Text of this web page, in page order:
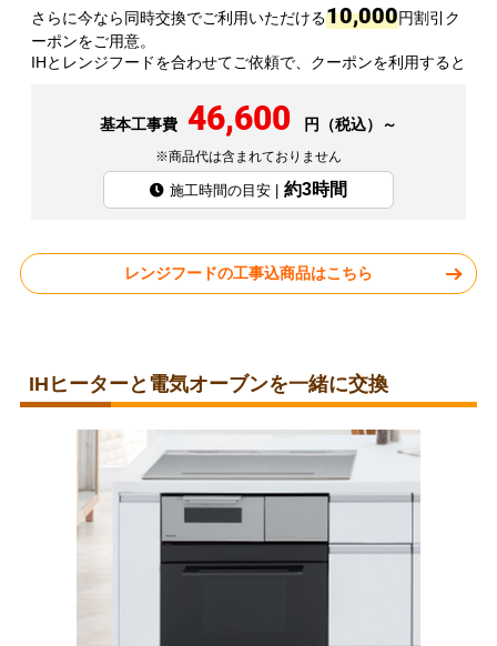
さらに今なら同時交換でご利用いただける10,000円割引ク
ーポンをご用意。
IHとレンジフードを合わせてご依頼で、クーポンを利用すると
基本工事費 46,600 円（税込）～
※商品代は含まれておりません
施工時間の目安 | 約3時間
レンジフードの工事込商品はこちら
IHヒーターと電気オーブンを一緒に交換